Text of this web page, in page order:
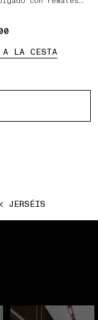
A LA CESTA
JERSÉIS